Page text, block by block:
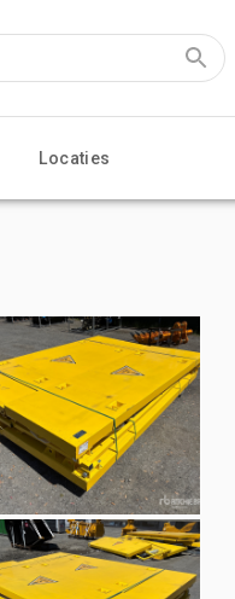
Locaties